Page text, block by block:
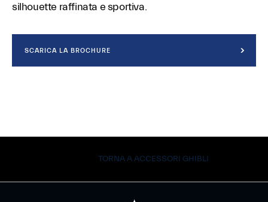
silhouette raffinata e sportiva.
SCARICA LA BROCHURE
TORNA A ACCESSORI GHIBLI